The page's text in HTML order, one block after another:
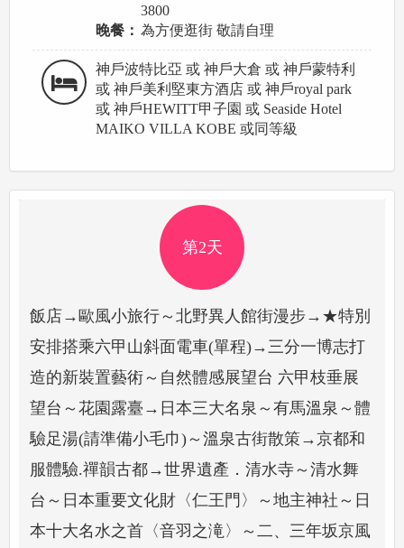
3800
晚餐： 為方便逛街 敬請自理
神戶波特比亞 或 神戶大倉 或 神戶蒙特利
或 神戶美利堅東方酒店 或 神戶royal park
或 神戶HEWITT甲子園 或 Seaside Hotel
MAIKO VILLA KOBE 或同等級
第2天
飯店→歐風小旅行～北野異人館街漫步→★特別
安排搭乘六甲山斜面電車(單程)→三分一博志打
造的新裝置藝術～自然體感展望台 六甲枝垂展
望台～花園露臺→日本三大名泉～有馬溫泉～體
驗足湯(請準備小毛巾)～溫泉古街散策→京都和
服體驗.禪韻古都→世界遺產．清水寺～清水舞
台～日本重要文化財〈仁王門〉～地主神社～日
本十大名水之首〈音羽之滝〉～二、三年坂京風